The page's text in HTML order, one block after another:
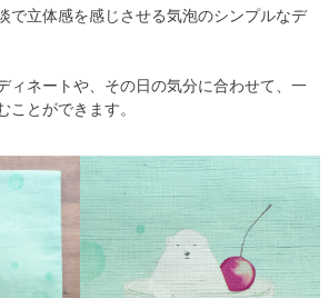
で立体感を感じさせる気泡のシンプルなデ
ィネートや、その日の気分に合わせて、一
ことができます。